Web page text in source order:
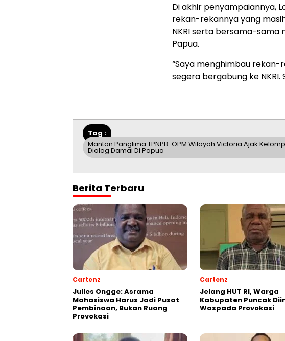
Di akhir penyampaiannya,
rekan-rekannya yang
NKRI serta bersama-sama
Papua.
“Saya menghimbau
segera bergabung ke
Tag :
Mantan Panglima TPNPB-OPM Wilayah Victoria Ajak
Dialog Damai Di Papua
Berita Terbaru
Cartenz
Julles Ongge: Asrama
Mahasiswa Harus Jadi Pusat
Pembinaan, Bukan Ruang
Provokasi
Cartenz
Jelang HUT RI, Warga
Kabupaten Puncak
Waspada Provokasi